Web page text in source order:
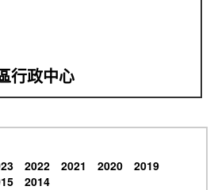
行政中心
2022 2021 2020
2019
2014